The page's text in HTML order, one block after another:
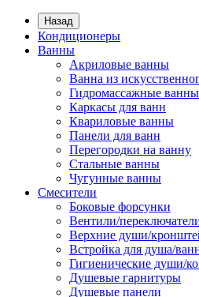
Назад
Кондиционеры
Ванны
Акриловые ванны
Ванна из
Гидромассажные ванны
Каркасы для ванн
Квариловые ванны
Панели для ванн
Перегородки на ванну
Стальные ванны
Чугунные ванны
Смесители
Боковые форсунки
Вентили/
Верхние души/
Встройка для душа/
Гигиенические души/
Душевые гарнитуры
Душевые панели